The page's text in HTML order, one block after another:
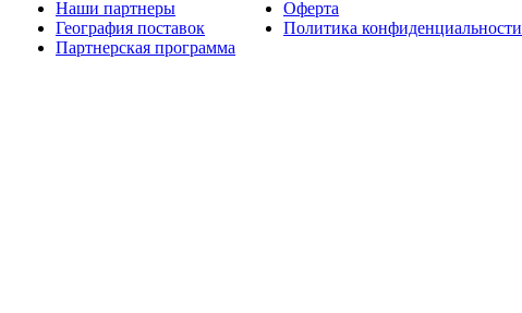
Наши партнеры
География поставок
Партнерская программа
Оферта
Политика конфиденциальности